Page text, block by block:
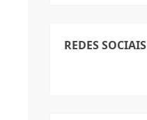
REDES SOCIAIS